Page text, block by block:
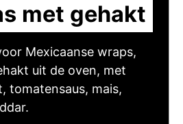
met gehakt
Mexicaanse wraps,
uit de oven, met
tomatensaus, mais,